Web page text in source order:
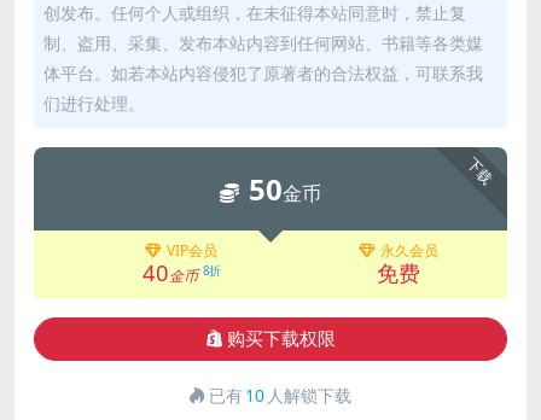
创发布。任何个人或组织，在未征得本站同意时，禁止复
制、盗用、采集、发布本站内容到任何网站、书籍等各类媒
体平台。如若本站内容侵犯了原著者的合法权益，可联系我
们进行处理。
下载
50金币
VIP会员
40金币 8折
永久会员
免费
购买下载权限
已有10 人解锁下载